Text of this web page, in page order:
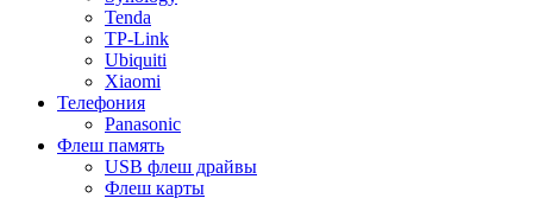
Tenda
TP-Link
Ubiquiti
Xiaomi
Телефония
Panasonic
Флеш память
USB флеш драйвы
Флеш карты